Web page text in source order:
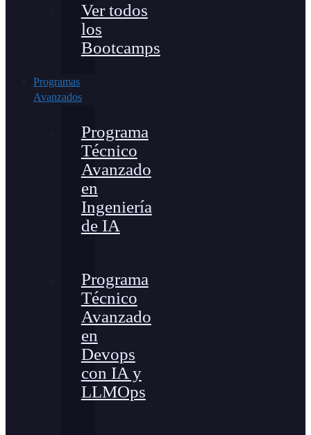
Ver todos
los
Bootcamps
Programas
Avanzados
Programa
Técnico
Avanzado
en
Ingeniería
de IA
Programa
Técnico
Avanzado
en
Devops
con IA y
LLMOps